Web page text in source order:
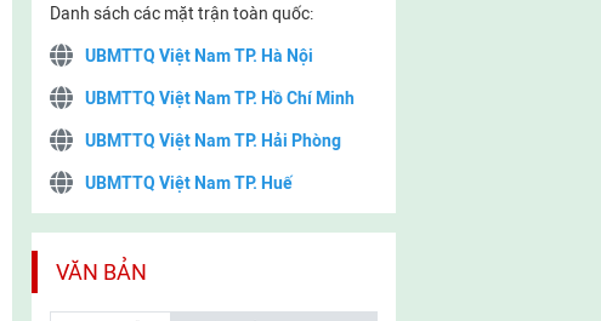
Danh sách các mặt trận toàn quốc:
UBMTTQ Việt Nam TP. Hà Nội
UBMTTQ Việt Nam TP. Hồ Chí Minh
UBMTTQ Việt Nam TP. Hải Phòng
UBMTTQ Việt Nam TP. Huế
UBMTTQ Việt Nam TP. Cần Thơ
UBMTTQ Việt Nam tỉnh Quảng Ninh
VĂN BẢN